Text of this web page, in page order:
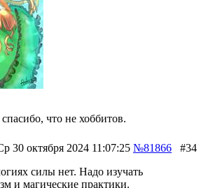
что не хоббитов.
30 октября 2024 11:07:25 №81866
#34
силы нет. Надо изучать
и магические практики.